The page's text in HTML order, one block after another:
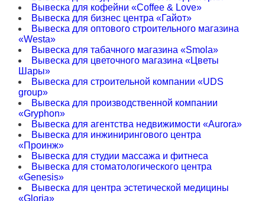
Вывеска для кофейни «Coffee & Love»
Вывеска для бизнес центра «Гайот»
Вывеска для оптового строительного магазина
«Westa»
Вывеска для табачного магазина «Smola»
Вывеска для цветочного магазина «Цветы
Шары»
Вывеска для строительной компании «UDS
group»
Вывеска для производственной компании
«Gryphon»
Вывеска для агентства недвижимости «Aurora»
Вывеска для инжинирингового центра
«Проинж»
Вывеска для студии массажа и фитнеса
Вывеска для стоматологического центра
«Genesis»
Вывеска для центра эстетической медицины
«Gloria»